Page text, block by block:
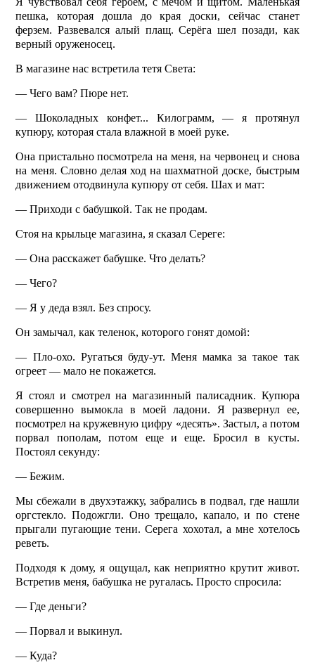
пешка, которая дошла до края доски, сейчас станет
ферзем. Развевался алый плащ. Серёга шел позади, как
верный оруженосец.
В магазине нас встретила тетя Света:
— Чего вам? Пюре нет.
— Шоколадных конфет... Килограмм, — я протянул
купюру, которая стала влажной в моей руке.
Она пристально посмотрела на меня, на червонец и снова
на меня. Словно делая ход на шахматной доске, быстрым
движением отодвинула купюру от себя. Шах и мат:
— Приходи с бабушкой. Так не продам.
Стоя на крыльце магазина, я сказал Сереге:
— Она расскажет бабушке. Что делать?
— Чего?
— Я у деда взял. Без спросу.
Он замычал, как теленок, которого гонят домой:
— Пло-охо. Ругаться буду-ут. Меня мамка за такое так
огреет — мало не покажется.
Я стоял и смотрел на магазинный палисадник. Купюра
совершенно вымокла в моей ладони. Я развернул ее,
посмотрел на кружевную цифру «десять». Застыл, а потом
порвал пополам, потом еще и еще. Бросил в кусты.
Постоял секунду:
— Бежим.
Мы сбежали в двухэтажку, забрались в подвал, где нашли
оргстекло. Подожгли. Оно трещало, капало, и по стене
прыгали пугающие тени. Серега хохотал, а мне хотелось
реветь.
Подходя к дому, я ощущал, как неприятно крутит живот.
Встретив меня, бабушка не ругалась. Просто спросила:
— Где деньги?
— Порвал и выкинул.
— Куда?